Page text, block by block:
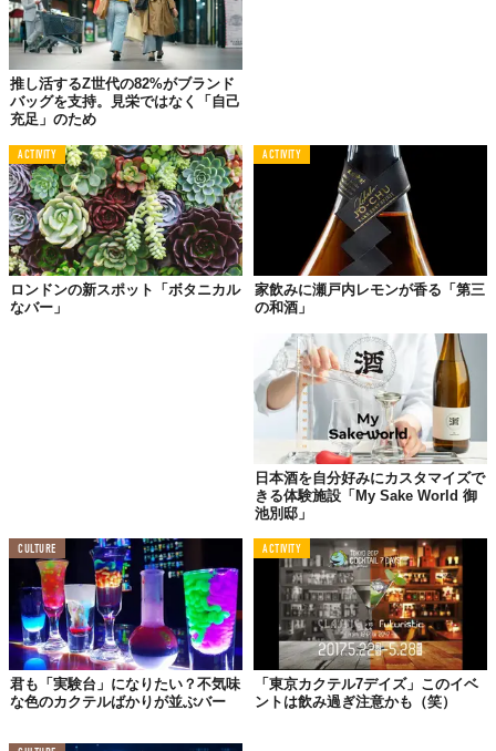
東京・恵比寿に5月1日オープンしたのは、“焼酎”を楽しむカクテ
ルバー「/DRAFT」。
カウンター、個室、テーブル席に加えてスタンディングシートを
備える店内のインテリアデザインを「HYBE Design team」が手
がけ、茶室のような“和”の設計手法に石やステンレスなど現代的
な素材を掛け合わせた。
相反する要素がひとつの空間で共存することで、二重構造体の美
や楽しさを描いたという。
バーテンダー・野村空人監修でスタート
オープニングとともに登場する8種のオリジナルカクテルは、蔵前
の「NOMURA SHOTEN」や世田谷代田の「Quarter Room」など
を手掛けるバーテンダー野村空人が監修。飲みやすく度数を下げ
を中心に、焼酎ならではの繊細さや個性を活か
左から「スパイシーパロサントサワー」「和紅茶とクリームチーズのサワー」「ワインみたい
な玄米カクテル」©株式会社Ｂｕｒｅｎａｉ
「スパイシーパロサントサワー」「和紅茶とクリームチーズのサ
ワー」「ワインみたいな玄米カクテル」など、“焼酎”という概念
を覆す遊び心溢れるカクテルと個性豊かなネーミングで、特別な
推し活するZ世代の82%がブランド
バッグを支持。見栄ではなく「自己
充足」のため
ACTIVITY
ロンドンの新スポット「ボタニカル
なバー」
ACTIVITY
家飲みに瀬戸内レモンが香る「第三
の和酒」
日本酒を自分好みにカスタマイズで
きる体験施設「My Sake World 御
池別邸」
CULTURE
君も「実験台」になりたい？不気味
な色のカクテルばかりが並ぶバー
ACTIVITY
「東京カクテル7デイズ」このイベ
ントは飲み過ぎ注意かも（笑）